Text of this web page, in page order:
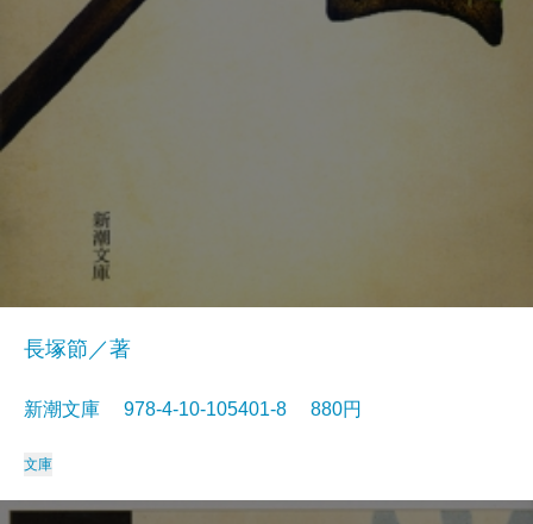
長塚節／著
新潮文庫 978-4-10-105401-8 880円
文庫